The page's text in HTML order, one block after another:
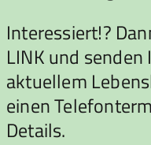
Interessiert!?
LINK und
aktuellem
einen
Details.